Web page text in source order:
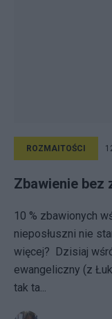
ROZMAITOŚCI
Zbawienie bez
10 % zbawionych
nieposłuszni nie
więcej? Dzisiaj
ewangeliczny (z
tak ta...